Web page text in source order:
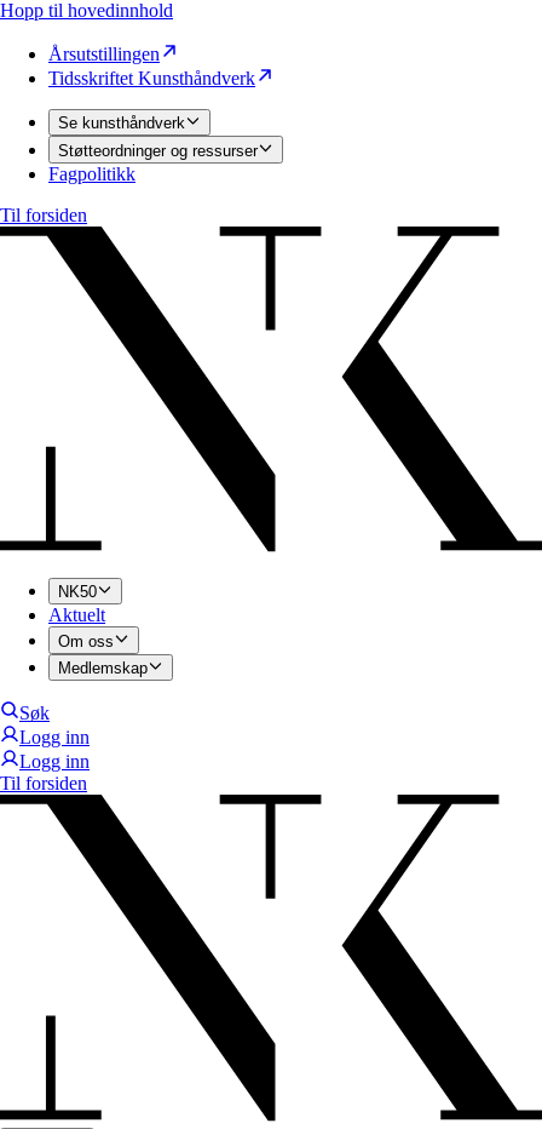
Hopp til hovedinnhold
Årsutstillingen
Tidsskriftet Kunsthåndverk
Se kunsthåndverk
Støtteordninger og ressurser
Fagpolitikk
Til forsiden
NK50
Aktuelt
Om oss
Medlemskap
Søk
Logg inn
Logg inn
Til forsiden